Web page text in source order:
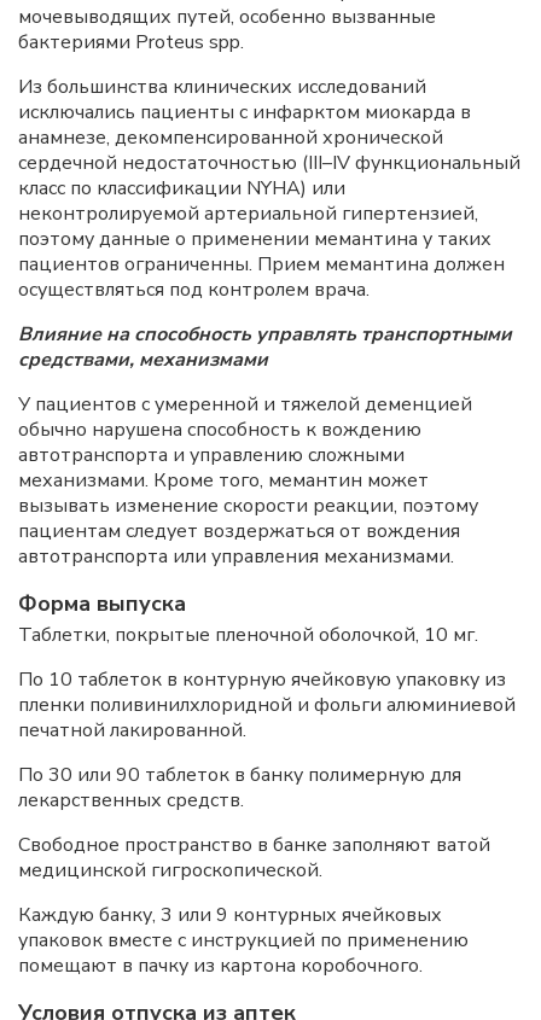
мочевыводящих путей, особенно вызванные
бактериями Proteus spp.
Из большинства клинических исследований
исключались пациенты с инфарктом миокарда в
анамнезе, декомпенсированной хронической
сердечной недостаточностью (III–IV функциональный
класс по классификации NYHA) или
неконтролируемой артериальной гипертензией,
поэтому данные о применении мемантина у таких
пациентов ограниченны. Прием мемантина должен
осуществляться под контролем врача.
Влияние на способность управлять транспортными
средствами, механизмами
У пациентов с умеренной и тяжелой деменцией
обычно нарушена способность к вождению
автотранспорта и управлению сложными
механизмами. Кроме того, мемантин может
вызывать изменение скорости реакции, поэтому
пациентам следует воздержаться от вождения
автотранспорта или управления механизмами.
Форма выпуска
Таблетки, покрытые пленочной оболочкой, 10 мг.
По 10 таблеток в контурную ячейковую упаковку из
пленки поливинилхлоридной и фольги алюминиевой
печатной лакированной.
По 30 или 90 таблеток в банку полимерную для
лекарственных средств.
Свободное пространство в банке заполняют ватой
медицинской гигроскопической.
Каждую банку, 3 или 9 контурных ячейковых
упаковок вместе с инструкцией по применению
помещают в пачку из картона коробочного.
Условия отпуска из аптек